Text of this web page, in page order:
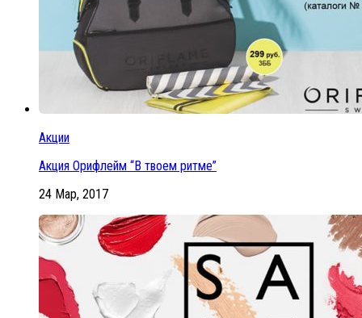
Акции
Акция Орифлейм “В твоем ритме”
24 Мар, 2017